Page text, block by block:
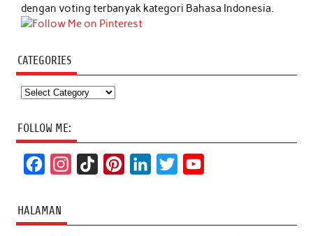
dengan voting terbanyak kategori Bahasa Indonesia.
CATEGORIES
Categories
FOLLOW ME:
c
e
t
T
t
k
t
T
HALAMAN